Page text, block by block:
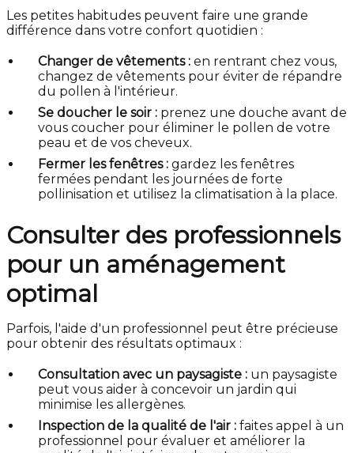
Les petites habitudes peuvent faire une grande
différence dans votre confort quotidien :
Changer de vêtements : en rentrant chez vous,
changez de vêtements pour éviter de répandre
du pollen à l'intérieur.
Se doucher le soir : prenez une douche avant de
vous coucher pour éliminer le pollen de votre
peau et de vos cheveux.
Fermer les fenêtres : gardez les fenêtres
fermées pendant les journées de forte
pollinisation et utilisez la climatisation à la place.
Consulter des professionnels
pour un aménagement
optimal
Parfois, l'aide d'un professionnel peut être précieuse
pour obtenir des résultats optimaux :
Consultation avec un paysagiste : un paysagiste
peut vous aider à concevoir un jardin qui
minimise les allergènes.
Inspection de la qualité de l'air : faites appel à un
professionnel pour évaluer et améliorer la